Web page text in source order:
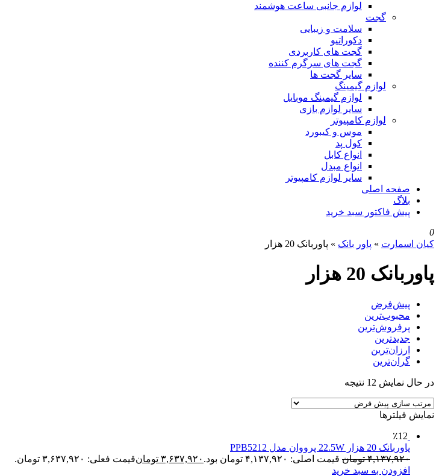
لوازم جانبی ساعت هوشمند
گجت
سلامت و زیبایی
دکوراتیو
گجت های کاربردی
گجت های سرگرم کننده
سایر گجت ها
لوازم گیمینگ
لوازم گیمینگ موبایل
سایر لوازم بازی
لوازم کامپیوتر
موس و کیبورد
کول پد
انواع کابل
انواع مبدل
سایر لوازم کامپیوتر
صفحه اصلی
بلاگ
پیش فاکتور سبد خرید
0
کیان اسمارت » پاور بانک » پاوربانک 20 هزار
پاوربانک 20 هزار
پیش‌فرض
محبوب‌ترین
پرفروش‌ترین
جدیدترین
ارزان‌ترین
گران‌ترین
در حال نمایش 12 نتیجه
نمایش فیلترها
٪12
پاوربانک 20 هزار 22.5W پرووان مدل PPB5212
۴,۱۳۷,۹۲۰ تومان قیمت اصلی: ۴,۱۳۷,۹۲۰ تومان بود. ۳,۶۳۷,۹۲۰ تومانقیمت فعلی: ۳,۶۳۷,۹۲۰ تومان.
افزودن به سبد خرید